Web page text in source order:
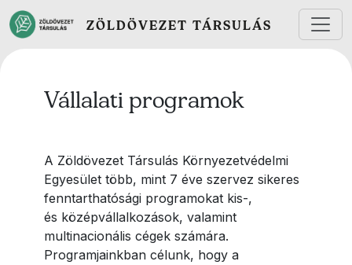
Ugrás a tartalomra
ZÖLDÖVEZET TÁRSULÁS
Vállalati programok
A Zöldövezet Társulás Környezetvédelmi
Egyesület több, mint 7 éve szervez sikeres
fenntarthatósági programokat kis-,
és középvállalkozások, valamint
multinacionális cégek számára.
Programjainkban célunk, hogy a